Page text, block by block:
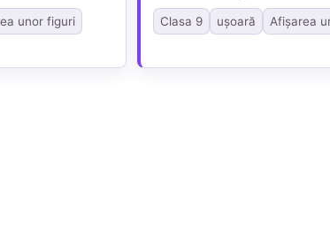
unor figuri Clasa 9 ușoară Afișarea